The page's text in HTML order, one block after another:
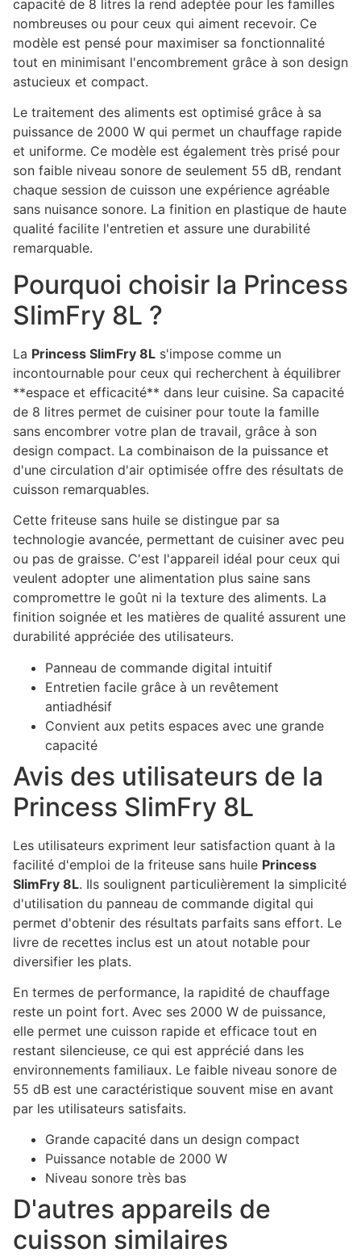
capacité de 8 litres la rend adeptée pour les familles
nombreuses ou pour ceux qui aiment recevoir. Ce
modèle est pensé pour maximiser sa fonctionnalité
tout en minimisant l'encombrement grâce à son design
astucieux et compact.
Le traitement des aliments est optimisé grâce à sa
puissance de 2000 W qui permet un chauffage rapide
et uniforme. Ce modèle est également très prisé pour
son faible niveau sonore de seulement 55 dB, rendant
chaque session de cuisson une expérience agréable
sans nuisance sonore. La finition en plastique de haute
qualité facilite l'entretien et assure une durabilité
remarquable.
Pourquoi choisir la Princess
SlimFry 8L ?
La Princess SlimFry 8L s'impose comme un
incontournable pour ceux qui recherchent à équilibrer
**espace et efficacité** dans leur cuisine. Sa capacité
de 8 litres permet de cuisiner pour toute la famille
sans encombrer votre plan de travail, grâce à son
design compact. La combinaison de la puissance et
d'une circulation d'air optimisée offre des résultats de
cuisson remarquables.
Cette friteuse sans huile se distingue par sa
technologie avancée, permettant de cuisiner avec peu
ou pas de graisse. C'est l'appareil idéal pour ceux qui
veulent adopter une alimentation plus saine sans
compromettre le goût ni la texture des aliments. La
finition soignée et les matières de qualité assurent une
durabilité appréciée des utilisateurs.
Panneau de commande digital intuitif
Entretien facile grâce à un revêtement
antiadhésif
Convient aux petits espaces avec une grande
capacité
Avis des utilisateurs de la
Princess SlimFry 8L
Les utilisateurs expriment leur satisfaction quant à la
facilité d'emploi de la friteuse sans huile Princess
SlimFry 8L. Ils soulignent particulièrement la simplicité
d'utilisation du panneau de commande digital qui
permet d'obtenir des résultats parfaits sans effort. Le
livre de recettes inclus est un atout notable pour
diversifier les plats.
En termes de performance, la rapidité de chauffage
reste un point fort. Avec ses 2000 W de puissance,
elle permet une cuisson rapide et efficace tout en
restant silencieuse, ce qui est apprécié dans les
environnements familiaux. Le faible niveau sonore de
55 dB est une caractéristique souvent mise en avant
par les utilisateurs satisfaits.
Grande capacité dans un design compact
Puissance notable de 2000 W
Niveau sonore très bas
D'autres appareils de
cuisson similaires